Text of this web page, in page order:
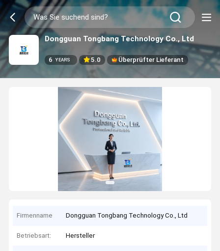
Dongguan Tongbang Technology Co., Ltd
6 YEARS 5.0 Überprüfter Lieferant
Firmenname Dongguan Tongbang Technology Co., Ltd
Betriebsart: Hersteller